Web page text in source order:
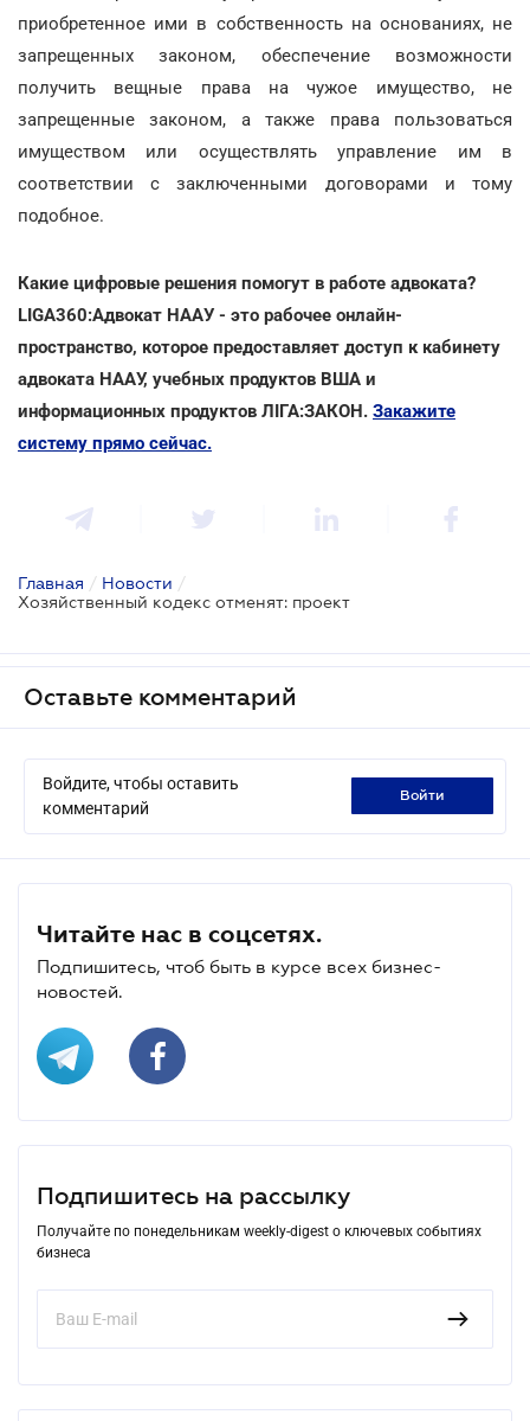
приобретенное ими в собственность на основаниях, не
запрещенных законом, обеспечение возможности
получить вещные права на чужое имущество, не
запрещенные законом, а также права пользоваться
имуществом или осуществлять управление им в
соответствии с заключенными договорами и тому
подобное.
Какие цифровые решения помогут в работе адвоката?
LIGA360:Адвокат НААУ - это рабочее онлайн-
пространство, которое предоставляет доступ к кабинету
адвоката НААУ, учебных продуктов ВША и
информационных продуктов ЛІГА:ЗАКОН. Закажите
систему прямо сейчас.
Главная / Новости /
Хозяйственный кодекс отменят: проект
Оставьте комментарий
Войдите, чтобы оставить
комментарий
войти
Читайте нас в соцсетях.
Подпишитесь, чтоб быть в курсе всех бизнес-
новостей.
Подпишитесь на рассылку
Получайте по понедельникам weekly-digest о ключевых событиях
бизнеса